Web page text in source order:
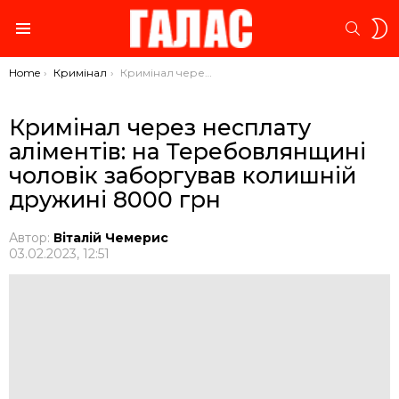
You are here:
Home Кримінал Кримінал через несплату аліментів: на Теребовлянщині чоловік заборгував колишній дружині 8000 грн
Кримінал через несплату
аліментів: на Теребовлянщині
чоловік заборгував колишній
дружині 8000 грн
Автор: Віталій Чемерис
03.02.2023, 12:51